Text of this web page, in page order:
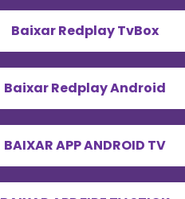
Baixar Redplay TvBox
Baixar Redplay Android
BAIXAR APP ANDROID TV